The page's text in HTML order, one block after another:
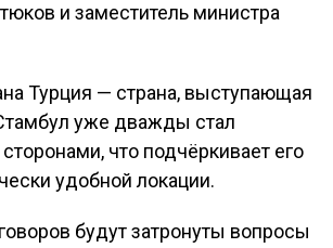
и заместитель министра
Турция — страна, выступающая
уже дважды стал
что подчёркивает его
удобной локации.
будут затронуты вопросы